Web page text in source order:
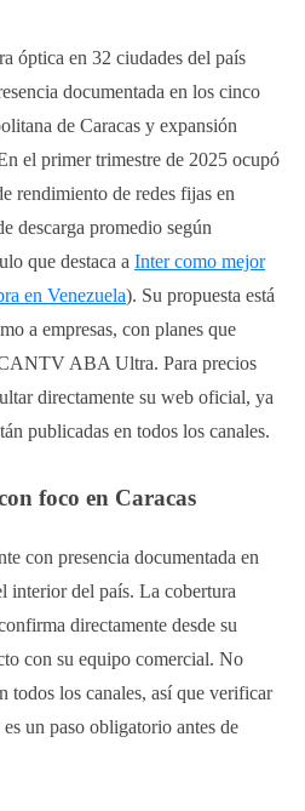
óptica en 32 ciudades del país
documentada en los cinco
de Caracas y expansión
el primer trimestre de 2025 ocupó
rendimiento de redes fijas en
descarga promedio según
que destaca a Inter como mejor
en Venezuela). Su propuesta está
a empresas, con planes que
ABA Ultra. Para precios
directamente su web oficial, ya
publicadas en todos los canales.
foco en Caracas
con presencia documentada en
interior del país. La cobertura
directamente desde su
con su equipo comercial. No
todos los canales, así que verificar
un paso obligatorio antes de